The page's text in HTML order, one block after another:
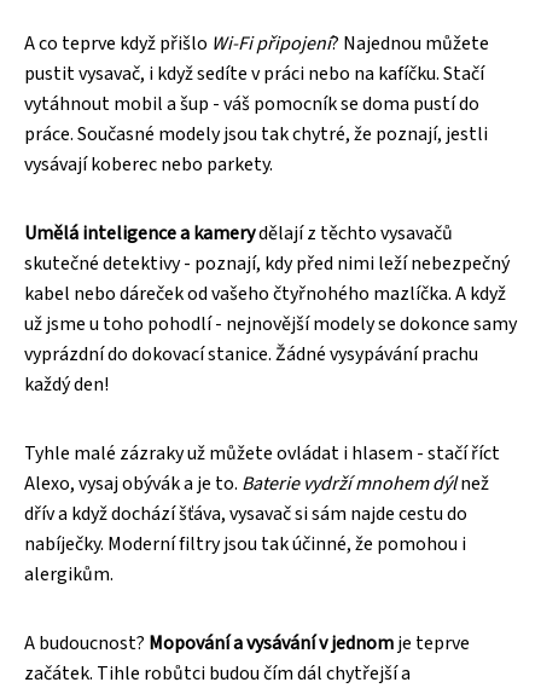
A co teprve když přišlo Wi-Fi připojení? Najednou můžete
pustit vysavač, i když sedíte v práci nebo na kafíčku. Stačí
vytáhnout mobil a šup - váš pomocník se doma pustí do
práce. Současné modely jsou tak chytré, že poznají, jestli
vysávají koberec nebo parkety.
Umělá inteligence a kamerydělají z těchto vysavačů
skutečné detektivy - poznají, kdy před nimi leží nebezpečný
kabel nebo dáreček od vašeho čtyřnohého mazlíčka. A když
už jsme u toho pohodlí - nejnovější modely se dokonce samy
vyprázdní do dokovací stanice. Žádné vysypávání prachu
každý den!
Tyhle malé zázraky už můžete ovládat i hlasem - stačí říct
Alexo, vysaj obývák a je to. Baterie vydrží mnohem dýlnež
dřív a když dochází šťáva, vysavač si sám najde cestu do
nabíječky. Moderní filtry jsou tak účinné, že pomohou i
alergikům.
A budoucnost? Mopování a vysávání v jednomje teprve
začátek. Tihle robůtci budou čím dál chytřejší a